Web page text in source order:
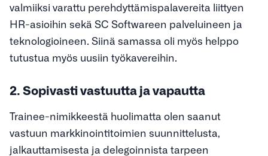
valmiiksi varattu perehdyttämispalavereita liittyen
HR-asioihin sekä SC Softwareen palveluineen ja
teknologioineen. Siinä samassa oli myös helppo
tutustua myös uusiin työkavereihin.
2. Sopivasti vastuutta ja vapautta
Trainee-nimikkeestä huolimatta olen saanut
vastuun markkinointitoimien suunnittelusta,
jalkauttamisesta ja delegoinnista tarpeen